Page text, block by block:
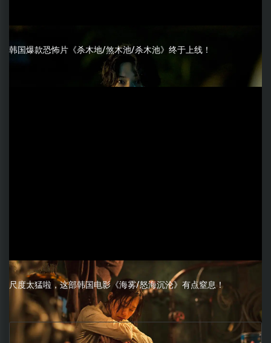
韩国爆款恐怖片《杀木地/煞木池/杀木池》终于上线！
尺度太猛啦，这部韩国电影《海雾/怒海沉沦》有点窒息！